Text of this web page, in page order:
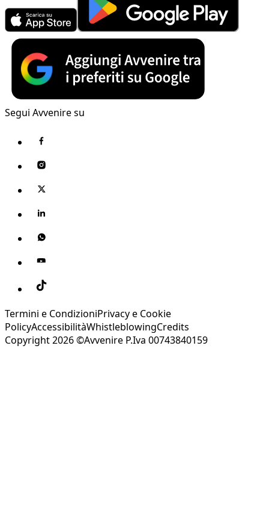
Segui Avvenire su
Termini e CondizioniPrivacy e Cookie
PolicyAccessibilitàWhistleblowingCredits
Copyright 2026 ©Avvenire P.Iva 00743840159